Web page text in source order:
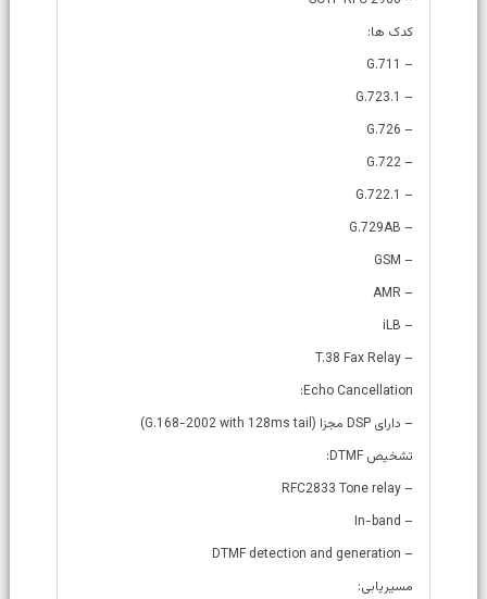
کدک ها:
– G.711
– G.723.1
– G.726
– G.722
– G.722.1
– G.729AB
– GSM
– AMR
– iLB
– T.38 Fax Relay
Echo Cancellation:
– دارای DSP مجزا (G.168-2002 with 128ms tail)
تشخیص DTMF:
– RFC2833 Tone relay
– In-band
– DTMF detection and generation
مسیریابی: